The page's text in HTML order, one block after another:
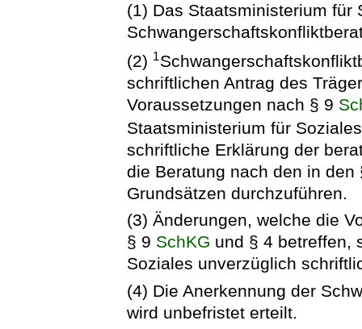
(1) Das Staatsministerium für
(2) 1
schriftlichen Antrag des
Voraussetzungen nach § 9
Staatsministerium für
schriftliche Erklärung der
die Beratung nach den in
Grundsätzen durchzuführen.
(3) Änderungen, welche die
§ 9 SchKG und § 4 betreffen,
Soziales unverzüglich
(4) Die Anerkennung der
wird unbefristet erteilt.